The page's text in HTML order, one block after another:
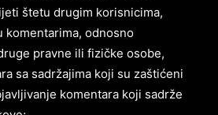
štetu drugim korisnicima,
komentarima, odnosno
pravne ili fizičke osobe,
sa sadržajima koji su zaštićeni
komentara koji sadrže